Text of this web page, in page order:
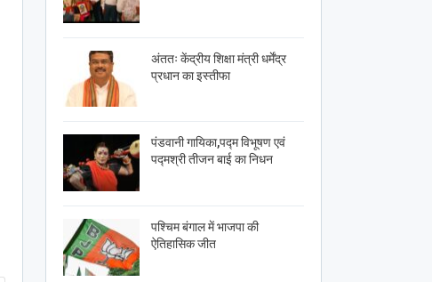
अंततः केंद्रीय शिक्षा मंत्री धर्मेंद्र
प्रधान का इस्तीफा
पंडवानी गायिका,पद्म विभूषण एवं
पद्मश्री तीजन बाई का निधन
पश्चिम बंगाल में भाजपा की
ऐतिहासिक जीत